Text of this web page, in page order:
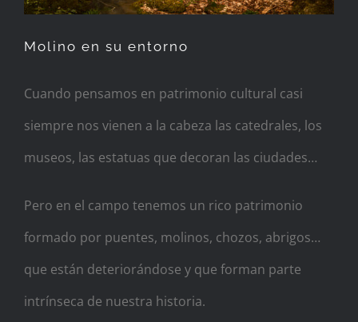
Molino en su entorno
Cuando pensamos en patrimonio cultural casi
siempre nos vienen a la cabeza las catedrales, los
museos, las estatuas que decoran las ciudades…
Pero en el campo tenemos un rico patrimonio
formado por puentes, molinos, chozos, abrigos…
que están deteriorándose y que forman parte
intrínseca de nuestra historia.